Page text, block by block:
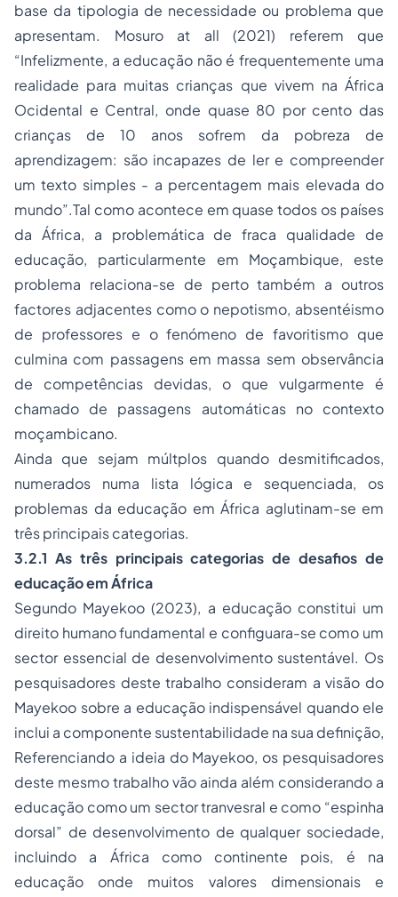
base da tipologia de necessidade ou problema que
apresentam. Mosuro at all (2021) referem que
“Infelizmente, a educação não é frequentemente uma
realidade para muitas crianças que vivem na África
Ocidental e Central, onde quase 80 por cento das
crianças de 10 anos sofrem da pobreza de
aprendizagem: são incapazes de ler e compreender
um texto simples - a percentagem mais elevada do
mundo”.Tal como acontece em quase todos os países
da África, a problemática de fraca qualidade de
educação, particularmente em Moçambique, este
problema relaciona-se de perto também a outros
factores adjacentes como o nepotismo, absentéismo
de professores e o fenómeno de favoritismo que
culmina com passagens em massa sem observância
de competências devidas, o que vulgarmente é
chamado de passagens automáticas no contexto
moçambicano.
Ainda que sejam múltplos quando desmitificados,
numerados numa lista lógica e sequenciada, os
problemas da educação em África aglutinam-se em
três principais categorias.
3.2.1 As três principais categorias de desafios de
educação em África
Segundo Mayekoo (2023), a educação constitui um
direito humano fundamental e configuara-se como um
sector essencial de desenvolvimento sustentável. Os
pesquisadores deste trabalho consideram a visão do
Mayekoo sobre a educação indispensável quando ele
inclui a componente sustentabilidade na sua definição,
Referenciando a ideia do Mayekoo, os pesquisadores
deste mesmo trabalho vão ainda além considerando a
educação como um sector tranvesral e como “espinha
dorsal” de desenvolvimento de qualquer sociedade,
incluindo a África como continente pois, é na
educação onde muitos valores dimensionais e